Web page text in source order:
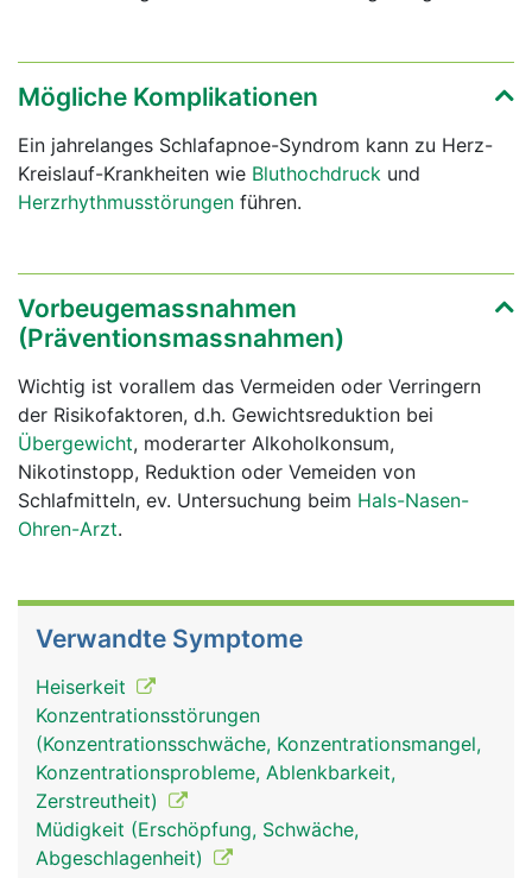
Mögliche Komplikationen
Ein jahrelanges Schlafapnoe-Syndrom kann zu Herz-
Kreislauf-Krankheiten wie Bluthochdruck und
Herzrhythmusstörungen führen.
Vorbeugemassnahmen
(Präventionsmassnahmen)
Wichtig ist vorallem das Vermeiden oder Verringern
der Risikofaktoren, d.h. Gewichtsreduktion bei
Übergewicht, moderarter Alkoholkonsum,
Nikotinstopp, Reduktion oder Vemeiden von
Schlafmitteln, ev. Untersuchung beim Hals-Nasen-
Ohren-Arzt.
Verwandte Symptome
Heiserkeit
Konzentrationsstörungen
(Konzentrationsschwäche, Konzentrationsmangel,
Konzentrationsprobleme, Ablenkbarkeit,
Zerstreutheit)
Müdigkeit (Erschöpfung, Schwäche,
Abgeschlagenheit)